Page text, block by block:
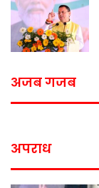
अजब गजब
अपराध